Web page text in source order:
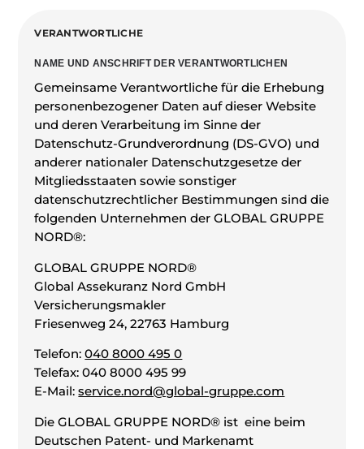
VERANTWORTLICHE
NAME UND ANSCHRIFT DER VERANTWORTLICHEN
Gemeinsame Verantwortliche für die Erhebung
personenbezogener Daten auf dieser Website
und deren Verarbeitung im Sinne der
Datenschutz-Grundverordnung (DS-GVO) und
anderer nationaler Datenschutzgesetze der
Mitgliedsstaaten sowie sonstiger
datenschutzrechtlicher Bestimmungen sind die
folgenden Unternehmen der GLOBAL GRUPPE
NORD®:
GLOBAL GRUPPE NORD®
Global Assekuranz Nord GmbH
Versicherungsmakler
Friesenweg 24, 22763 Hamburg
Telefon:040 8000 495 0
Telefax: 040 8000 495 99
E-Mail: service.nord@global-gruppe.com
Die GLOBAL GRUPPE NORD® ist eine beim
Deutschen Patent- und Markenamt